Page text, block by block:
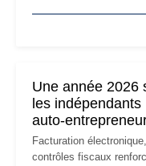
professionnels,
Une année 2026
les
auto-
Facturation
contrôles fiscaux